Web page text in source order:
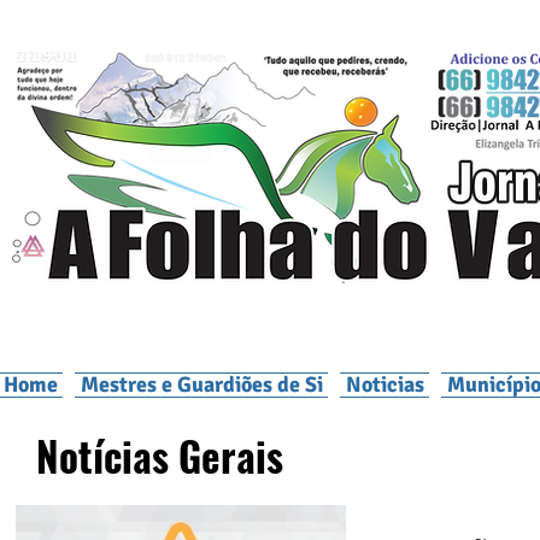
Home Mestres e Guardiões de Si Noticias
Notícias Gerais